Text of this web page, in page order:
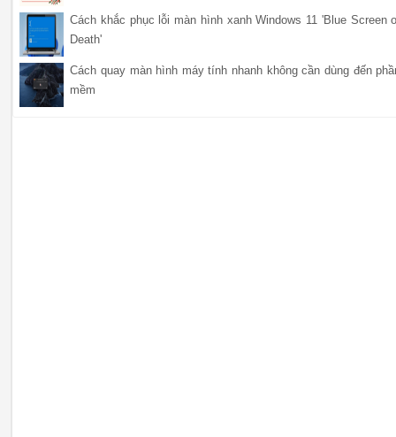
Cách khắc phục lỗi màn hình xanh Windows 11 'Blue Screen
Death'
Cách quay màn hình máy tính nhanh không cần dùng đến
mềm